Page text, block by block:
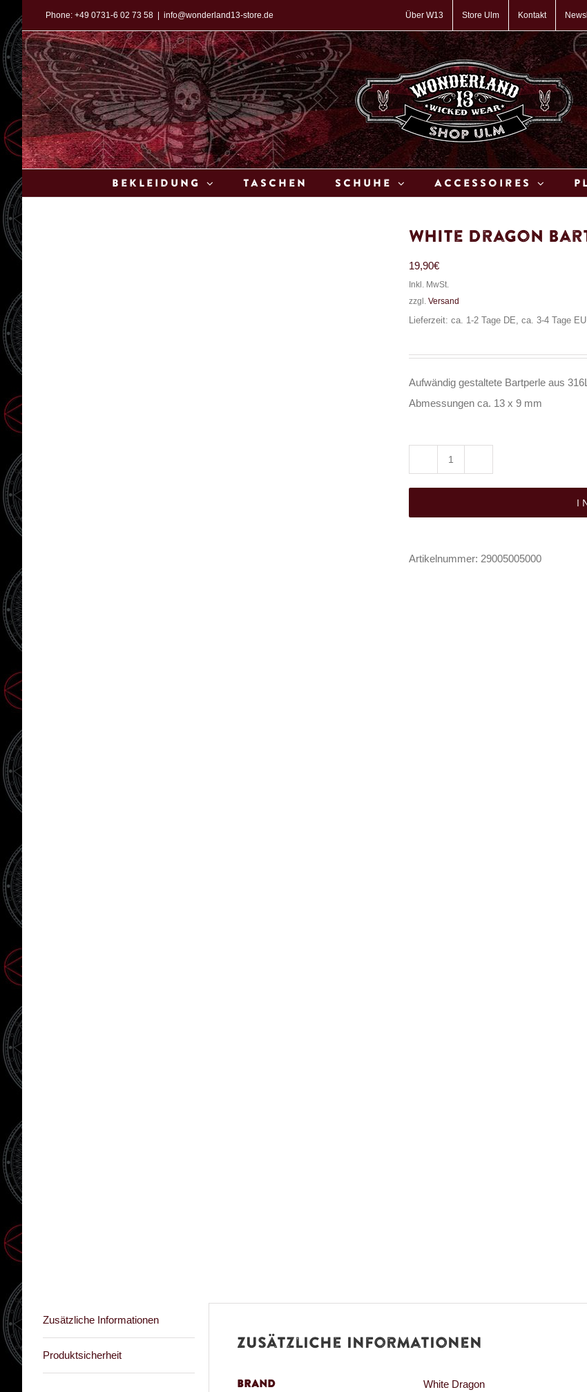
Inhalt
springen
Phone: +49 0731-6 02 73 58 info@wonderland13-store.de Über W13 Store Ulm Kontakt
Bekleidung Taschen Schuhe Accessoires
White Dragon
19,90€
Inkl. MwSt.
zzgl. Versand
Lieferzeit: ca. 1-2 Tage DE, ca. 3-4 Tage EU
Aufwändig gestaltete Bartperle aus
Abmessungen ca. 13 x 9 mm
Dragon
Artikelnummer: 29005005000
Zusätzliche Informationen
Produktsicherheit
Zusätzliche Informationen
Brand White Dragon